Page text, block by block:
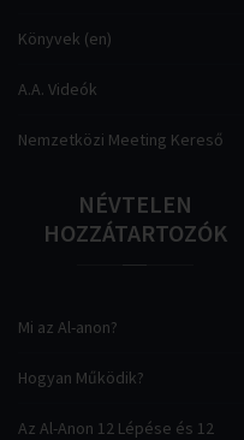
Könyvek (en)
A.A. Videók
Nemzetközi Meeting Kereső
NÉVTELEN
HOZZÁTARTOZÓK
Mi az Al-anon?
Hogyan Működik?
Az Al-Anon 12 Lépése és 12